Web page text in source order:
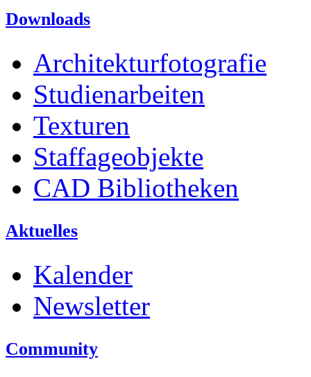
Downloads
Architekturfotografie
Studienarbeiten
Texturen
Staffageobjekte
CAD Bibliotheken
Aktuelles
Kalender
Newsletter
Community